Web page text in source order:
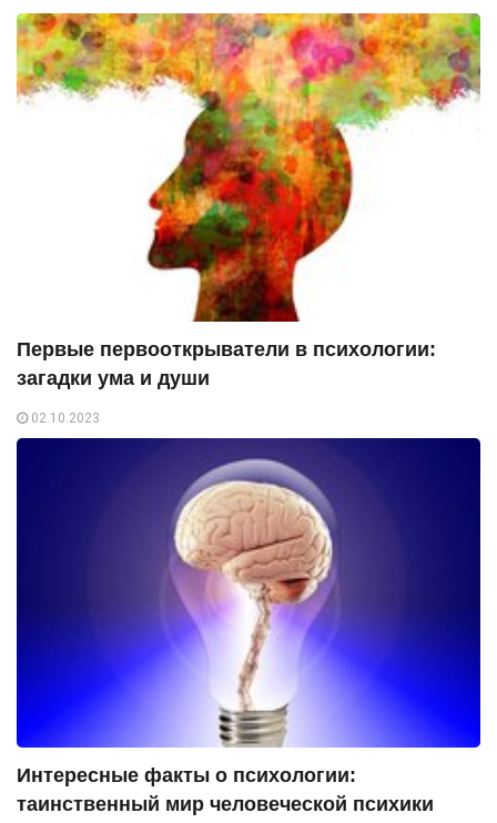
Первые первооткрыватели в психологии:
загадки ума и души
02.10.2023
Интересные факты о психологии:
таинственный мир человеческой психики